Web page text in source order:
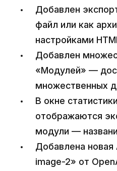
Добавлен
файл или как
настройками
Добавлен
«Модулей» —
множественных
В окне
отображаются
модули —
Добавлена
image-2» от